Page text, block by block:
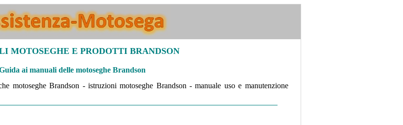
MOTOSEGHE E PRODOTTI BRANDSON
ai manuali delle motoseghe Brandson
motoseghe Brandson - istruzioni motoseghe Brandson - manuale uso e manutenzione